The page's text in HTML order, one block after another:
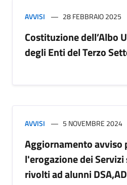
AVVISI 28 FEBBRAIO 2025
Costituzione dell’Albo
degli Enti del Terzo
AVVISI 5 NOVEMBRE 2024
Aggiornamento avviso
l'erogazione dei
rivolti ad alunni